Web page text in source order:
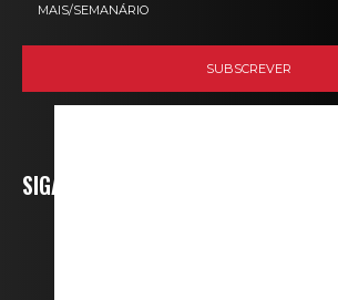
MAIS/SEMANÁRIO
SIGA-NOS